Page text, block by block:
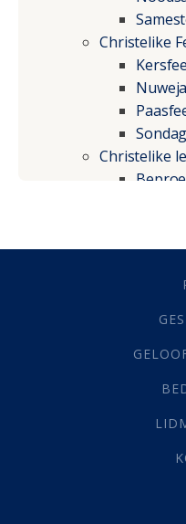
Christelike
Christelike
Grys
Werk
(142)